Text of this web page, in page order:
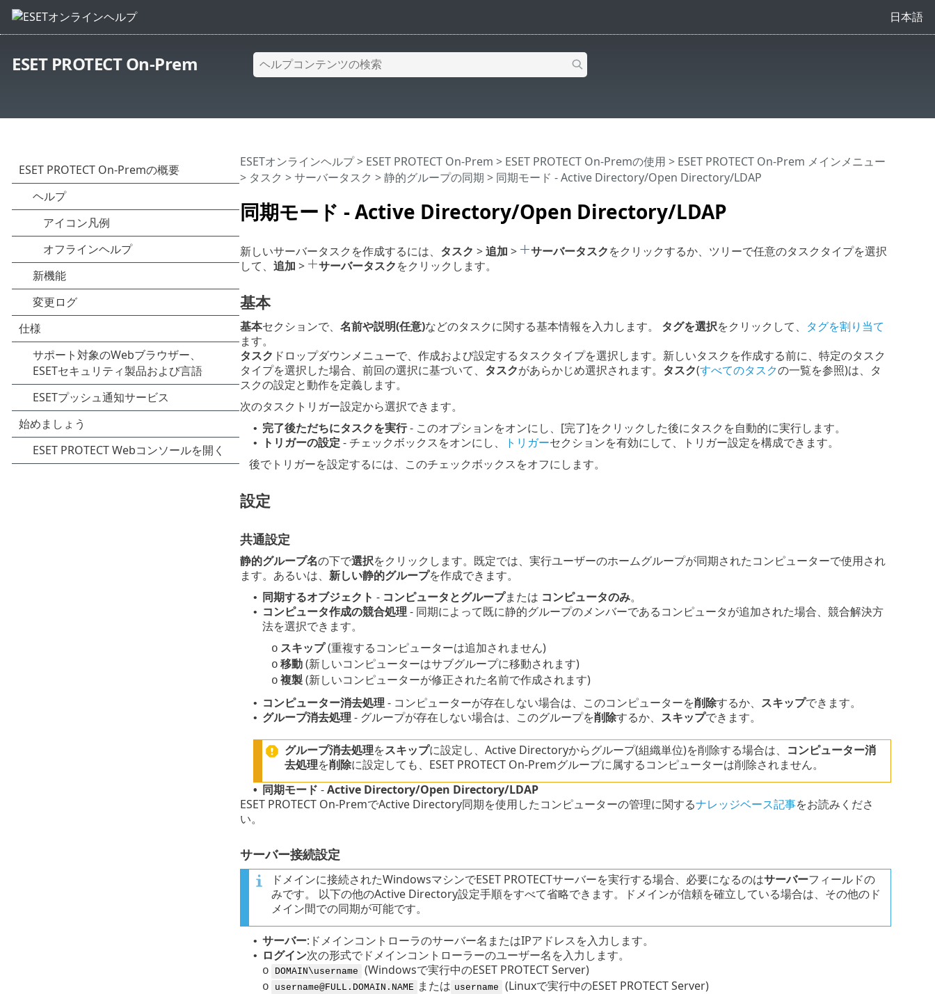
日本語
ESET PROTECT On-Prem
同期モード - Active Directory/Open Directory/LDAP
ESETオンラインヘルプ> ESET PROTECT On-Prem > ESET PROTECT On-Premの使用 > ESET PROTECT On-Prem メインメニュー
> タスク >サーバータスク >静的グループの同期 > 同期モード - Active Directory/Open Directory/LDAP
新しいサーバータスクを作成するには、 タスク >追加 > サーバータスクをクリックするか、ツリーで任意のタスクタイプを選択
して、 追加 > サーバータスクをクリックします。
基本
基本セクションで、 名前や説明(任意)などのタスクに関する基本情報を入力します。 タグを選択をクリックして、
タグを割り当て
ます。
タスク ドロップダウンメニューで、作成および設定するタスクタイプを選択します。新しいタスクを作成する前に、特定のタスク
タイプを選択した場合、前回の選択に基づいて、 タスクがあらかじめ選択されます。 タスク(すべてのタスクの一覧を参照)は、タ
スクの設定と動作を定義します。
次のタスクトリガー設定から選択できます。
• 完了後ただちにタスクを実行- このオプションをオンにし、[完了]をクリックした後にタスクを自動的に実行します。
• トリガーの設定 - チェックボックスをオンにし、 トリガーセクションを有効にして、トリガー設定を構成できます。
後でトリガーを設定するには、このチェックボックスをオフにします。
設定
共通設定
静的グループ名の下で選択をクリックします。既定では、実行ユーザーのホームグループが同期されたコンピューターで使用され
ます。あるいは、 新しい静的グループを作成できます。
• 同期するオブジェクト - コンピュータとグループまたは コンピュータのみ。
• コンピュータ作成の競合処理- 同期によって既に静的グループのメンバーであるコンピュータが追加された場合、競合解決方
法を選択できます。
o スキップ(重複するコンピューターは追加されません)
o 移動(新しいコンピューターはサブグループに移動されます)
o 複製(新しいコンピューターが修正された名前で作成されます)
• コンピューター消去処理- コンピューターが存在しない場合は、このコンピューターを削除するか、 スキップできます。
• グループ消去処理- グループが存在しない場合は、このグループを削除するか、 スキップできます。
グループ消去処理をスキップに設定し、Active Directoryからグループ(組織単位)を削除する場合は、 コンピューター消
去処理を削除に設定しても、ESET PROTECT On-Premグループに属するコンピューターは削除されません。
• 同期モード -Active Directory/Open Directory/LDAP
ESET PROTECT On-PremでActive Directory同期を使用したコンピューターの管理に関するナレッジベース記事をお読みくださ
い。
サーバー接続設定
ドメインに接続されたWindowsマシンでESET PROTECTサーバーを実行する場合、必要になるのはサーバーフィールドの
みです。 以下の他のActive Directory設定手順をすべて省略できます。ドメインが信頼を確立している場合は、その他のド
メイン間での同期が可能です。
• サーバー: ドメインコントローラのサーバー名またはIPアドレスを入力します。
• ログイン次の形式でドメインコントローラーのユーザー名を入力します。
o DOMAIN\username (Windowsで実行中のESET PROTECT Server)
o username@FULL.DOMAIN.NAME または username
(Linuxで実行中のESET PROTECT Server)